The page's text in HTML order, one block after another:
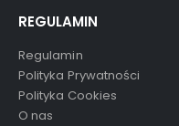
REGULAMIN
Regulamin
Polityka Prywatności
Polityka Cookies
O nas